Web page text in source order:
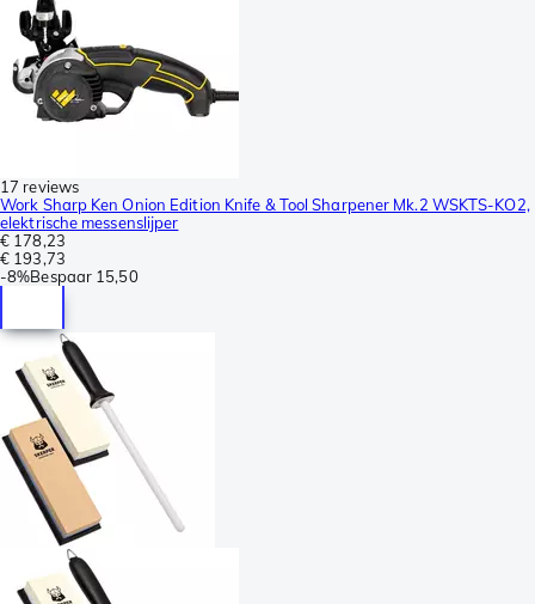
17 reviews
Work Sharp Ken Onion Edition Knife & Tool Sharpener Mk.2 WSKTS-KO2,
elektrische messenslijper
€ 178,23
€ 193,73
-8%Bespaar 15,50